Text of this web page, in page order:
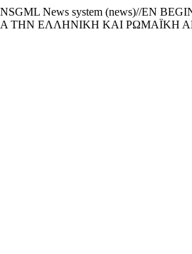
News system (news)//EN
ΤΗΝ ΕΛΛΗΝΙΚΗ ΚΑΙ ΡΩΜΑΪΚΗ